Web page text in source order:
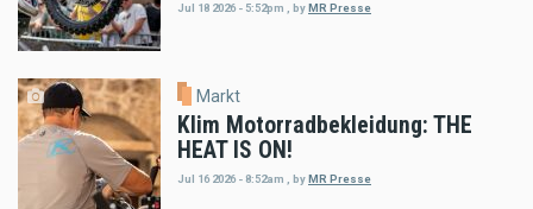
Jul 18 2026 - 5:52pm , by MR Presse
Markt
Klim Motorradbekleidung: THE
HEAT IS ON!
Jul 16 2026 - 8:52am byMR Presse